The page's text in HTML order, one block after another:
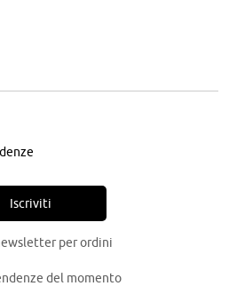
Iscriviti
per ordini
del momento